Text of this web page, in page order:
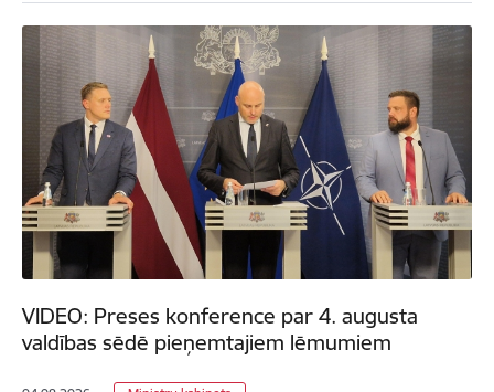
VIDEO: Preses konference par 4. augusta
valdības sēdē pieņemtajiem lēmumiem